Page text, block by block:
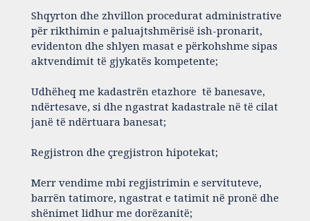
Shqyrton dhe zhvillon procedurat administrative
për rikthimin e paluajtshmërisë ish-pronarit,
evidenton dhe shlyen masat e përkohshme sipas
aktvendimit të gjykatës kompetente;
Udhëheq me kadastrën etazhore të banesave,
ndërtesave, si dhe ngastrat kadastrale në të cilat
janë të ndërtuara banesat;
Regjistron dhe çregjistron hipotekat;
Merr vendime mbi regjistrimin e servituteve,
barrën tatimore, ngastrat e tatimit në pronë dhe
shënimet lidhur me dorëzanitë;